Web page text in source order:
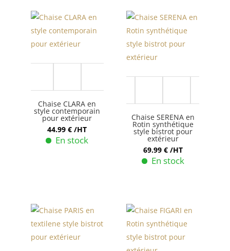
Chaise CLARA en
style contemporain
pour extérieur
44.99€ /HT
En stock
variations.
Les
Chaise SERENA en
Rotin synthétique
style bistrot pour
extérieur
69.99 € /HT
En stock
plusieurs
variations.
Les